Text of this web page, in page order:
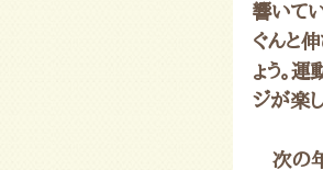
響いて
ぐんと
ょう。
ジが楽
次の年